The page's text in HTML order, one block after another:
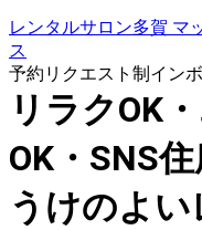
レンタルサロン多賀 マ
ス
予約リクエスト制イン
リラクOK
OK・SNS
うけのよ